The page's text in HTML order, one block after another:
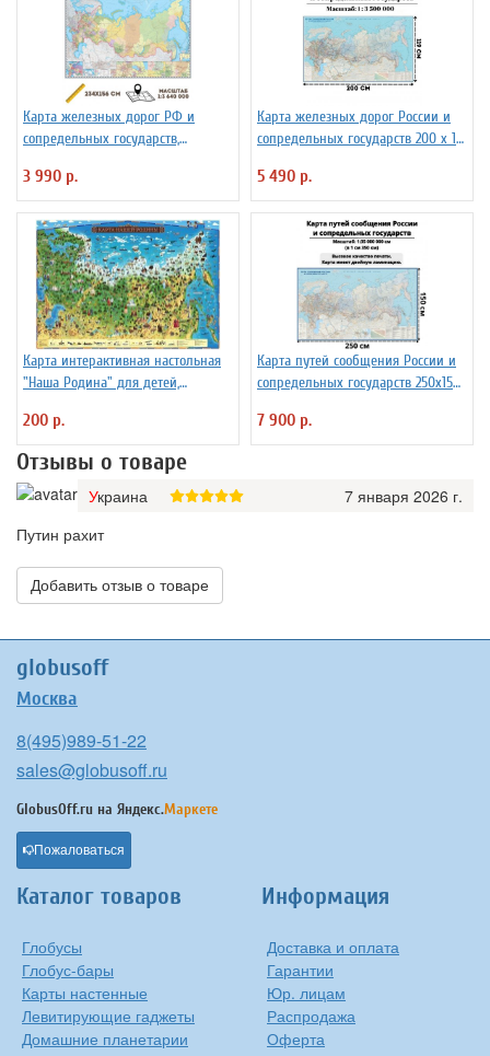
Карта железных дорог РФ и
сопредельных государств,
3 990 р.
Карта железных дорог России и
сопредельных государств 200 х 119
5 490 р.
Карта интерактивная настольная
"Наша Родина" для детей,
200 р.
Карта путей сообщения России и
сопредельных государств 250х150
7 900 р.
Отзывы о товаре
Украина
7 января 2026 г.
Путин рахит
Добавить отзыв о товаре
globusoff
Москва
8(495)989-51-22
sales@globusoff.ru
GlobusOff.ru на Яндекс.Маркете
Пожаловаться
Каталог товаров
Глобусы
Глобус-бары
Карты настенные
Левитирующие гаджеты
Домашние планетарии
Информация
Доставка и оплата
Гарантии
Юр. лицам
Распродажа
Оферта